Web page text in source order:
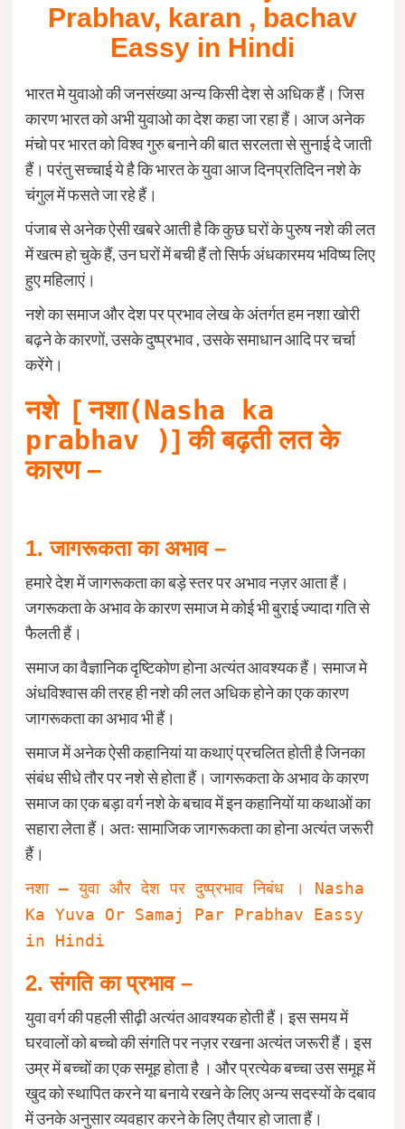
Prabhav, karan , bachav
Eassy in Hindi
भारत मे युवाओ की जनसंख्या अन्य किसी देश से अधिक हैं। जिस
कारण भारत को अभी युवाओ का देश कहा जा रहा हैं। आज अनेक
मंचो पर भारत को विश्व गुरु बनाने की बात सरलता से सुनाई दे जाती
हैं। परंतु सच्चाई ये है कि भारत के युवा आज दिनप्रतिदिन नशे के
चंगुल में फसते जा रहे हैं।
पंजाब से अनेक ऐसी खबरे आती है कि कुछ घरों के पुरुष नशे की लत
में खत्म हो चुके हैं, उन घरों में बची हैं तो सिर्फ अंधकारमय भविष्य लिए
हुए महिलाएं।
नशे का समाज और देश पर प्रभाव लेख के अंतर्गत हम नशा खोरी
बढ़ने के कारणों, उसके दुष्प्रभाव , उसके समाधान आदि पर चर्चा
करेंगे।
नशे [नशा(Nasha ka
prabhav )] की बढ़ती लत के
कारण –
1. जागरूकता का अभाव –
हमारे देश में जागरूकता का बड़े स्तर पर अभाव नज़र आता हैं।
जगरूकता के अभाव के कारण समाज मे कोई भी बुराई ज्यादा गति से
फैलती हैं।
समाज का वैज्ञानिक दृष्टिकोण होना अत्यंत आवश्यक हैं। समाज मे
अंधविश्वास की तरह ही नशे की लत अधिक होने का एक कारण
जागरूकता का अभाव भी हैं।
समाज में अनेक ऐसी कहानियां या कथाएं प्रचलित होती है जिनका
संबंध सीधे तौर पर नशे से होता हैं। जागरूकता के अभाव के कारण
समाज का एक बड़ा वर्ग नशे के बचाव में इन कहानियों या कथाओं का
सहारा लेता हैं। अतः सामाजिक जागरूकता का होना अत्यंत जरूरी
हैं।
नशा – युवा और देश पर दुष्प्रभाव निबंध । Nasha
Ka Yuva Or Samaj Par Prabhav Eassy
in Hindi
2. संगति का प्रभाव –
युवा वर्ग की पहली सीढ़ी अत्यंत आवश्यक होती हैं। इस समय में
घरवालों को बच्चो की संगति पर नज़र रखना अत्यंत जरूरी हैं। इस
उम्र में बच्चों का एक समूह होता है । और प्रत्येक बच्चा उस समूह में
खुद को स्थापित करने या बनाये रखने के लिए अन्य सदस्यों के दबाव
में उनके अनुसार व्यवहार करने के लिए तैयार हो जाता हैं।